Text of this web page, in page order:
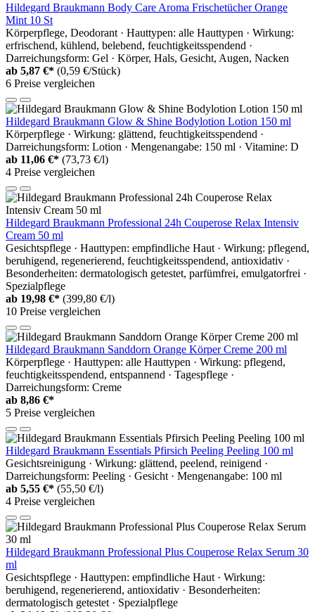
Hildegard Braukmann Body Care Aroma Frischetücher Orange
Mint 10 St
Körperpflege, Deodorant · Hauttypen: alle Hauttypen · Wirkung:
erfrischend, kühlend, belebend, feuchtigkeitsspendend ·
Darreichungsform: Gel · Körper, Hals, Gesicht, Augen, Nacken
ab 5,87 €* (0,59 €/Stück)
6 Preise vergleichen
Hildegard Braukmann Glow & Shine Bodylotion Lotion 150 ml
Körperpflege · Wirkung: glättend, feuchtigkeitsspendend ·
Darreichungsform: Lotion · Mengenangabe: 150 ml · Vitamine: D
ab 11,06 €* (73,73 €/l)
4 Preise vergleichen
Hildegard Braukmann Professional 24h Couperose Relax Intensiv
Cream 50 ml
Gesichtspflege · Hauttypen: empfindliche Haut · Wirkung: pflegend,
beruhigend, regenerierend, feuchtigkeitsspendend, antioxidativ ·
Besonderheiten: dermatologisch getestet, parfümfrei, emulgatorfrei ·
Spezialpflege
ab 19,98 €* (399,80 €/l)
10 Preise vergleichen
Hildegard Braukmann Sanddorn Orange Körper Creme 200 ml
Körperpflege · Hauttypen: alle Hauttypen · Wirkung: pflegend,
feuchtigkeitsspendend, entspannend · Tagespflege ·
Darreichungsform: Creme
ab 8,86 €*
5 Preise vergleichen
Hildegard Braukmann Essentials Pfirsich Peeling Peeling 100 ml
Gesichtsreinigung · Wirkung: glättend, peelend, reinigend ·
Darreichungsform: Peeling · Gesicht · Mengenangabe: 100 ml
ab 5,55 €* (55,50 €/l)
4 Preise vergleichen
Hildegard Braukmann Professional Plus Couperose Relax Serum 30
ml
Gesichtspflege · Hauttypen: empfindliche Haut · Wirkung:
beruhigend, regenerierend, antioxidativ · Besonderheiten:
dermatologisch getestet · Spezialpflege